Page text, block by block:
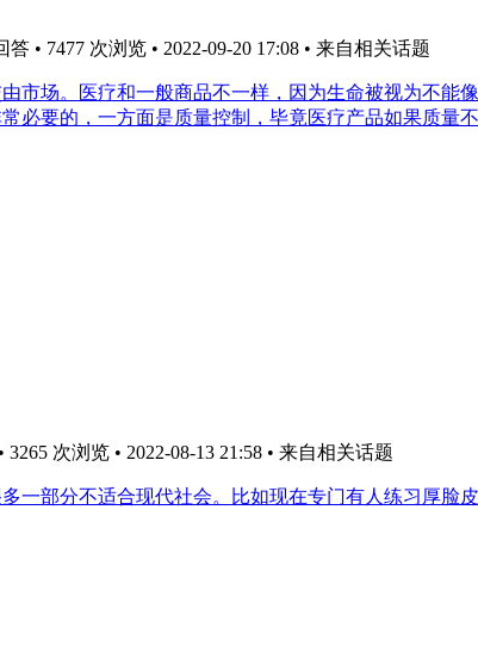
• 7477 次浏览 • 2022-09-20 17:08 • 来自相关话题
市场。医疗和一般商品不一样，因为生命被视为不
必要的，一方面是质量控制，毕竟医疗产品如果质量
次浏览 • 2022-08-13 21:58 • 来自相关话题
一部分不适合现代社会。比如现在专门有人练习厚脸